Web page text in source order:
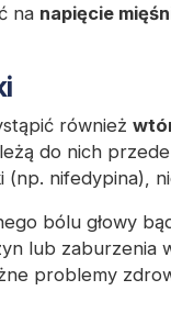
na napięcie
również
do nich
(np. nifedypina),
bólu głowy
lub zaburzenia
problemy